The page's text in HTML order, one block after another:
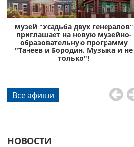
Музей "Усадьба двух генералов"
приглашает на новую музейно-
образовательную программу
"Танеев и Бородин. Музыка и не
только"!
Все афиши
НОВОСТИ